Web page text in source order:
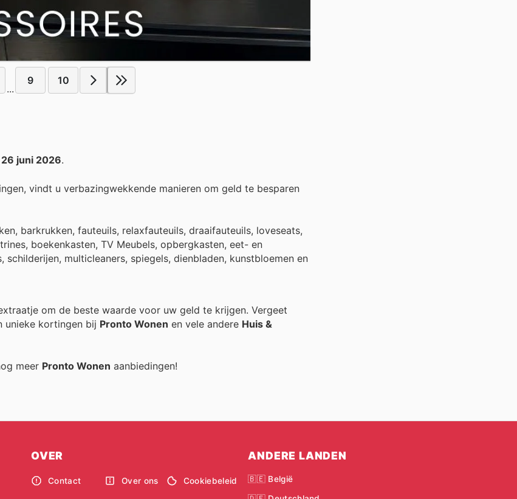
...
9 10
26 juni 2026.
vindt u verbazingwekkende manieren om geld te besparen
barkrukken, fauteuils, relaxfauteuils, draaifauteuils, loveseats,
boekenkasten, TV Meubels, opbergkasten, eet- en
multicleaners, spiegels, dienbladen, kunstbloemen en
om de beste waarde voor uw geld te krijgen. Vergeet
unieke kortingen bij Pronto Wonen en vele andere Huis &
meer Pronto Wonen aanbiedingen!
OVER
Contact Over ons Cookiebeleid
ANDERE LANDEN
🇧🇪 België